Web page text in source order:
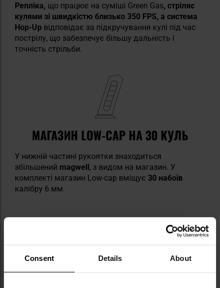
Consent Details About
Репліка, що працює на суміші Green Gas, стріляє
кулями зі швидкістю близько 350 FPS, а система
Hop-Up відповідає за підкручування кулі під час
пострілу, що забезпечує більшу дальність і
точність стрільби.
МАГАЗИН LOW-CAP НА 30 КУЛЬ
У нижній частині рукоятки знаходиться
збільшений magwell, з видом на магазин. У
комплекті магазин Low-cap вміщує 30 набоїв
калібру 6 мм.
ЕЛЕМЕНТИ НАБОРУ